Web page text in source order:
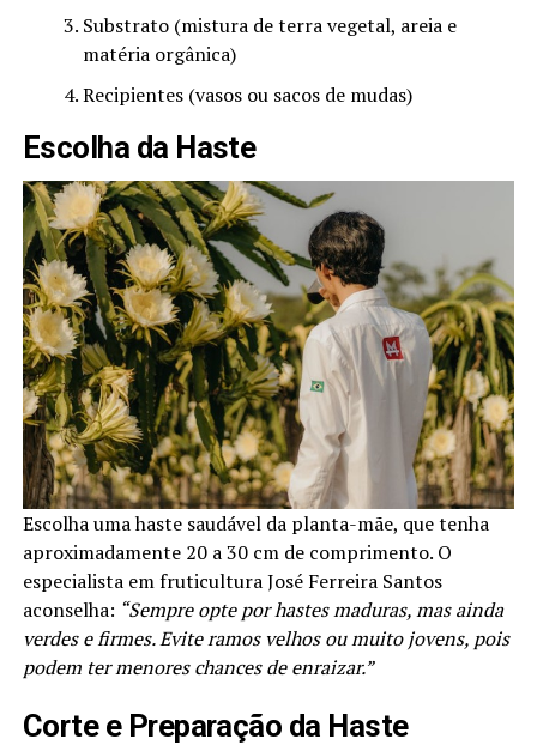
Substrato (mistura de terra vegetal, areia e
matéria orgânica)
Recipientes (vasos ou sacos de mudas)
Escolha da Haste
Escolha uma haste saudável da planta-mãe, que tenha
aproximadamente 20 a 30 cm de comprimento. O
especialista em fruticultura José Ferreira Santos
aconselha: “Sempre opte por hastes maduras, mas ainda
verdes e firmes. Evite ramos velhos ou muito jovens, pois
podem ter menores chances de enraizar.”
Corte e Preparação da Haste